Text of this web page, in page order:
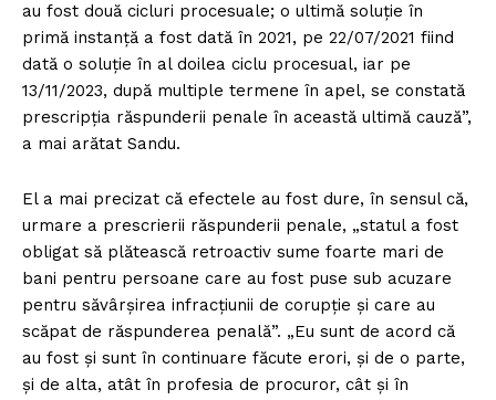
au fost două cicluri procesuale; o ultimă soluție în
primă instanță a fost dată în 2021, pe 22/07/2021 fiind
dată o soluție în al doilea ciclu procesual, iar pe
13/11/2023, după multiple termene în apel, se constată
prescripția răspunderii penale în această ultimă cauză”,
a mai arătat Sandu.
El a mai precizat că efectele au fost dure, în sensul că,
urmare a prescrierii răspunderii penale, „statul a fost
obligat să plătească retroactiv sume foarte mari de
bani pentru persoane care au fost puse sub acuzare
pentru săvârșirea infracțiunii de corupție și care au
scăpat de răspunderea penală”. „Eu sunt de acord că
au fost și sunt în continuare făcute erori, și de o parte,
și de alta, atât în profesia de procuror, cât și în